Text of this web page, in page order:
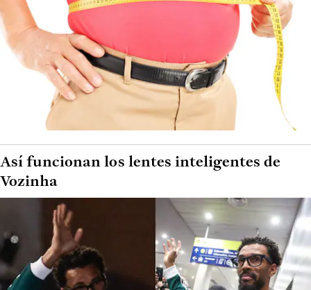
Así funcionan los lentes inteligentes de
Vozinha